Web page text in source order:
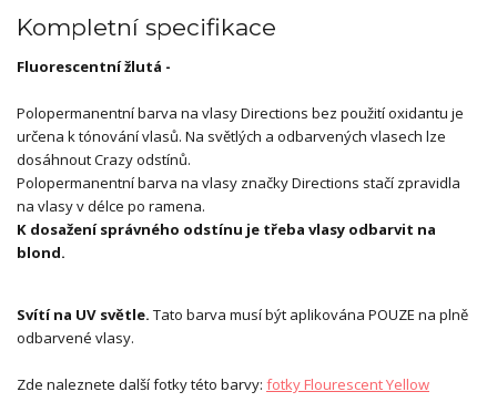
Kompletní specifikace
Fluorescentní žlutá -
Polopermanentní barva na vlasy Directions bez použití oxidantu je
určena k tónování vlasů. Na světlých a odbarvených vlasech lze
dosáhnout Crazy odstínů.
Polopermanentní barva na vlasy značky Directions stačí zpravidla
na vlasy v délce po ramena.
K dosažení správného odstínu je třeba vlasy odbarvit na
blond.
Svítí na UV světle. Tato barva musí být aplikována POUZE na plně
odbarvené vlasy.
Zde naleznete další fotky této barvy: fotky Flourescent Yellow